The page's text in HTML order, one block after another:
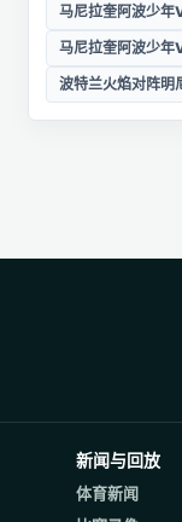
马尼拉奎阿波少年
马尼拉奎阿波少年
波特兰火焰对阵明
新闻与回放
体育新闻